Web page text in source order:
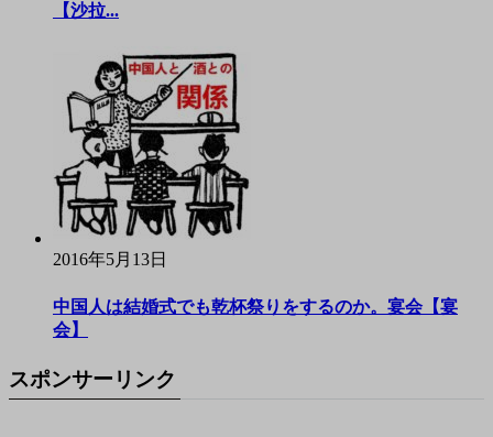
【沙拉...
2016年5月13日
中国人は結婚式でも乾杯祭りをするのか。宴会【宴
会】
スポンサーリンク